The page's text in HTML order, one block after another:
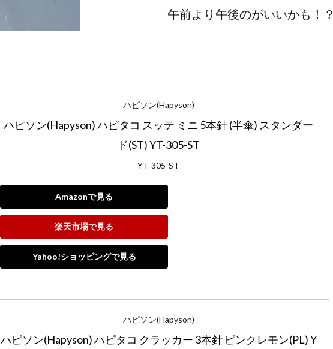
午前より午後のがいいかも！？
ハピソン(Hapyson)
ハピソン(Hapyson) ハピタコ スッテ ミニ 5本針 (半傘) スタンダー
ド(ST) YT-305-ST
YT-305-ST
Amazonで見る
楽天市場で見る
Yahoo!ショッピングで見る
ハピソン(Hapyson)
ハピソン(Hapyson) ハピタコ クラッカー 3本針 ピンクレモン(PL) Y